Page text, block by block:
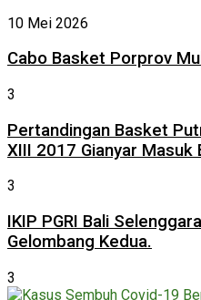
10 Mei 2026
Cabo Basket Porprov
3
Pertandingan Basket
XIII 2017 Gianyar Masuk
3
IKIP PGRI Bali
Gelombang Kedua.
3